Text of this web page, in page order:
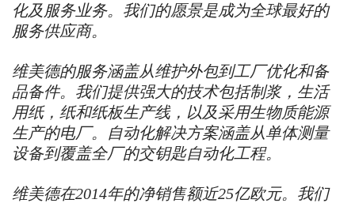
化及服务业务。我们的愿景是成为全球最好的
服务供应商。
维美德的服务涵盖从维护外包到工厂优化和备
品备件。我们提供强大的技术包括制浆，生活
用纸，纸和纸板生产线，以及采用生物质能源
生产的电厂。自动化解决方案涵盖从单体测量
设备到覆盖全厂的交钥匙自动化工程。
维美德在2014年的净销售额近25亿欧元。我们